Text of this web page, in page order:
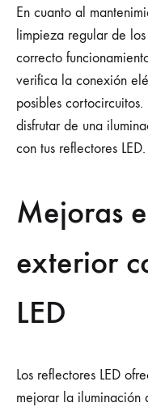
En cuanto al
limpieza regular de
correcto
verifica la conexión
posibles
disfrutar de una
con tus reflectores LED.
Mejoras
exterior
LED
Los reflectores LED
mejorar la iluminación